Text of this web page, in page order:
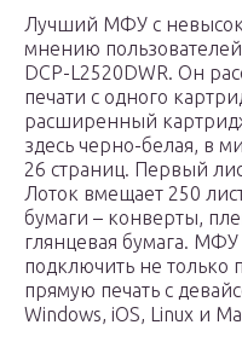
Лучший МФУ с
мнению
DCP-L2520DWR. Он
печати с одного
расширенный
здесь черно-белая, в
26 страниц. Первый
Лоток вмещает 250
бумаги – конверты,
глянцевая бумага. МФУ
подключить не только
прямую печать с
Windows, iOS, Linux и